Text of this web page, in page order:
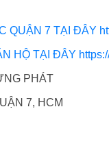
QUẬN 7 TẠI ĐÂY
HỘ TẠI ĐÂY
PHÁT
7, HCM